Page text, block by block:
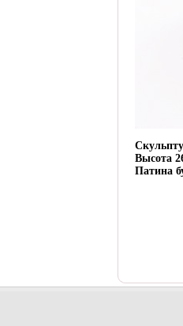
Высота
Патина